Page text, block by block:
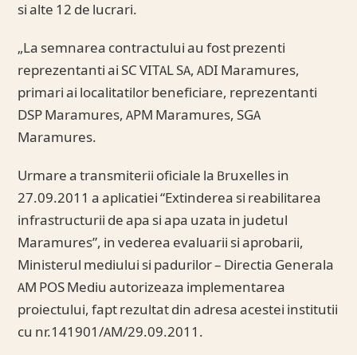
si alte 12 de lucrari.
„La semnarea contractului au fost prezenti
reprezentanti ai SC VITAL SA, ADI Maramures,
primari ai localitatilor beneficiare, reprezentanti
DSP Maramures, APM Maramures, SGA
Maramures.
Urmare a transmiterii oficiale la Bruxelles in
27.09.2011 a aplicatiei “Extinderea si reabilitarea
infrastructurii de apa si apa uzata in judetul
Maramures”, in vederea evaluarii si aprobarii,
Ministerul mediului si padurilor – Directia Generala
AM POS Mediu autorizeaza implementarea
proiectului, fapt rezultat din adresa acestei institutii
cu nr.141901/AM/29.09.2011.